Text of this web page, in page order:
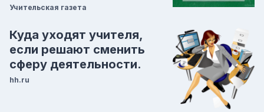
Учительская газета
Куда уходят учителя,
если решают сменить
сферу деятельности.
hh.ru